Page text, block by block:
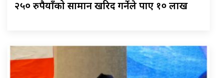
२५० रुपैयाँको सामान खरिद गर्नेले पाए १० लाख